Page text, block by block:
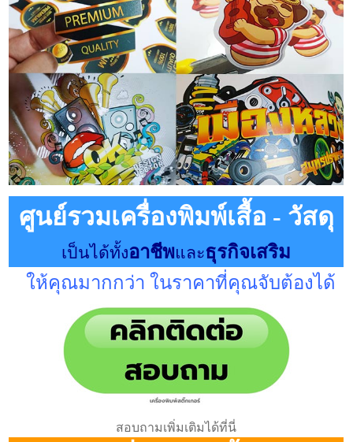
ศูนย์รวมเครื่องพิมพ์เสื้อ - วัสดุ
เป็นได้ทั้งอาชีพและธุรกิจเสริม
ให้คุณมากกว่า ในราคาที่คุณจับต้องได้
สอบถามเพิ่มเติมได้ที่นี่